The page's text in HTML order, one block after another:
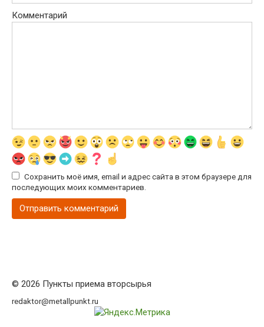
Комментарий
Сохранить моё имя, email и адрес сайта в этом браузере для
последующих моих комментариев.
© 2026 Пункты приема вторсырья
redaktor@metallpunkt.ru